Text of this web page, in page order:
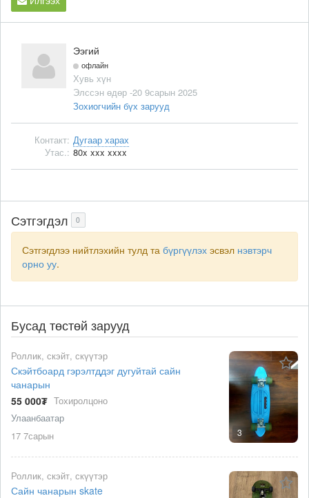
Ээгий
офлайн
Хувь хүн
Элссэн өдөр -20 9сарын 2025
Зохиогчийн бүх зарууд
Контакт: Дугаар харах
Утас.: 80x xxx xxxx
Сэтгэгдэл 0
Сэтгэгдлээ нийтлэхийн тулд та бүргүүлэх эсвэл нэвтэрч
орно уу.
Бусад төстөй зарууд
3
Роллик, скэйт, скүүтэр
Скэйтбоард гэрэлтддэг дугуйтай сайн
чанарын
55 000₮ Тохиролцоно
Улаанбаатар
17 7сарын
Роллик, скэйт, скүүтэр
Сайн чанарын skate